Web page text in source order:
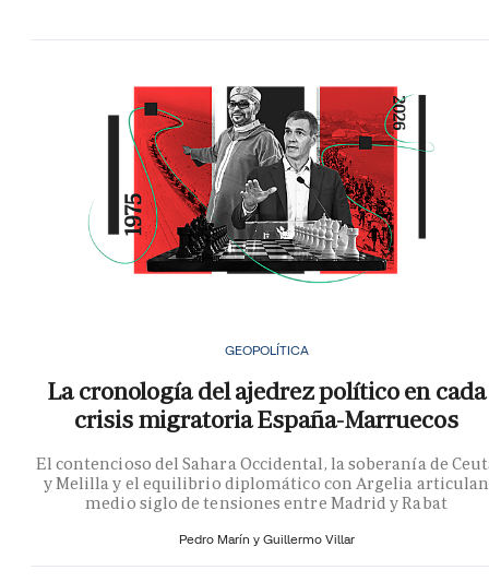
GEOPOLÍTICA
La cronología del ajedrez político en cada
crisis migratoria España-Marruecos
El contencioso del Sahara Occidental, la soberanía de
y Melilla y el equilibrio diplomático con Argelia articulan
medio siglo de tensiones entre Madrid y Rabat
Pedro Marín y Guillermo Villar